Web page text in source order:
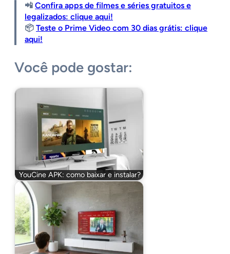
📲 Confira apps de filmes e séries gratuitos e
legalizados: clique aqui!
📦 Teste o Prime Video com 30 dias grátis: clique
aqui!
Você pode gostar:
YouCine APK: como baixar e instalar?